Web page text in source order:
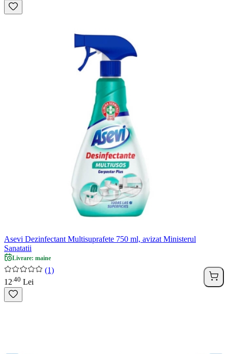
Asevi Dezinfectant Multisuprafete 750 ml, avizat Ministerul
Sanatatii
Livrare: maine
(1)
12 40 Lei